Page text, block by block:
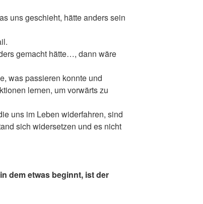
uns geschieht, hätte anders sein
gemacht hätte…, dann wäre
was passieren konnte und
lernen, um vorwärts zu
uns im Leben widerfahren, sind
sich widersetzen und es nicht
dem etwas beginnt, ist der